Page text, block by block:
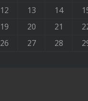
12 13 14
19 20 21
26 27 28